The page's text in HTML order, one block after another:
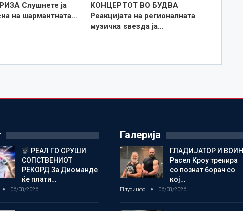
Слушнете ја
на шармантната…
КОНЦЕРТОТ ВО БУДВА
Реакцијата на регионалната
музичка ѕвезда ја…
РЕАЛ ГО СРУШИ
СОПСТВЕНИОТ
РЕКОРД За Диоманде
ќе плати…
06/08/2026
Галерија
ГЛАДИЈАТОР И ВОИН
Расел Кроу тренира
со познат борач со
кој…
Плусинфо 06/08/2026